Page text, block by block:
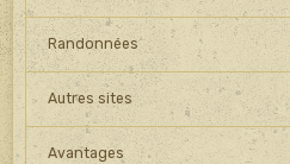
Randonnées
Autres sites
Avantages